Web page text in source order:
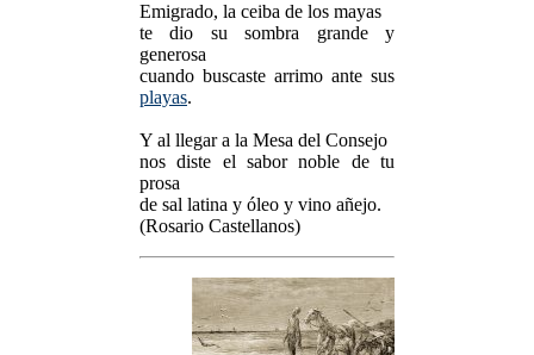
Emigrado, la ceiba de los mayas
te dio su sombra grande y
generosa
cuando buscaste arrimo ante sus
playas.
Y al llegar a la Mesa del Consejo
nos diste el sabor noble de tu
prosa
de sal latina y óleo y vino añejo.
(Rosario Castellanos)